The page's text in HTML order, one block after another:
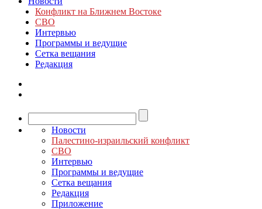
Конфликт на Ближнем Востоке
СВО
Интервью
Программы и ведущие
Сетка вещания
Редакция
Новости
Палестино-израильский конфликт
СВО
Интервью
Программы и ведущие
Сетка вещания
Редакция
Приложение